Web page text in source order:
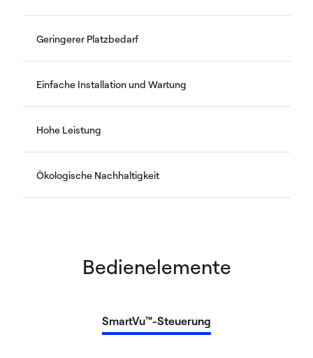
Geringerer Platzbedarf
Einfache Installation und Wartung
Hohe Leistung
Ökologische Nachhaltigkeit
Bedienelemente
SmartVu™-Steuerung